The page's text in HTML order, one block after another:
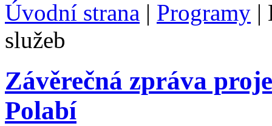
Úvodní strana | Programy |
služeb
Závěrečná zpráva
Polabí